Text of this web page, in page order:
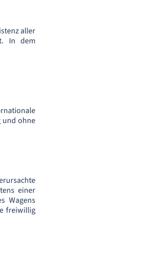
aller
In dem
und ohne
einer
Wagens
freiwillig